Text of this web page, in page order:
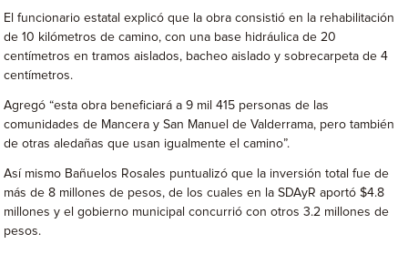
El funcionario estatal explicó que la obra consistió en la rehabilitación
de 10 kilómetros de camino, con una base hidráulica de 20
centímetros en tramos aislados, bacheo aislado y sobrecarpeta de 4
centímetros.
Agregó “esta obra beneficiará a 9 mil 415 personas de las
comunidades de Mancera y San Manuel de Valderrama, pero también
de otras aledañas que usan igualmente el camino”.
Así mismo Bañuelos Rosales puntualizó que la inversión total fue de
más de 8 millones de pesos, de los cuales en la SDAyR aportó $4.8
millones y el gobierno municipal concurrió con otros 3.2 millones de
pesos.